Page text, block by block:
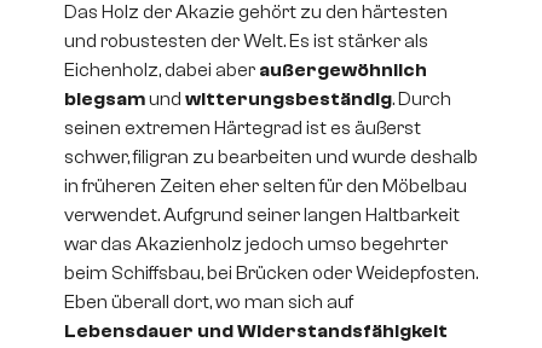
Das Holz der Akazie gehört zu den härtesten
und robustesten der Welt. Es ist stärker als
Eichenholz, dabei aber außergewöhnlich
biegsamund witterungsbeständig. Durch
seinen extremen Härtegrad ist es äußerst
schwer, filigran zu bearbeiten und wurde deshalb
in früheren Zeiten eher selten für den Möbelbau
verwendet. Aufgrund seiner langen Haltbarkeit
war das Akazienholz jedoch umso begehrter
beim Schiffsbau, bei Brücken oder Weidepfosten.
Eben überall dort, wo man sich auf
Lebensdauer und Widerstandsfähigkeit